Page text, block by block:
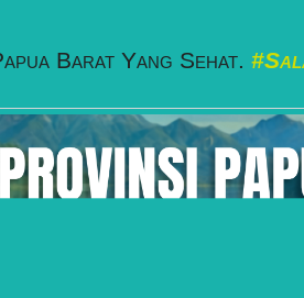
Barat Yang Sehat.